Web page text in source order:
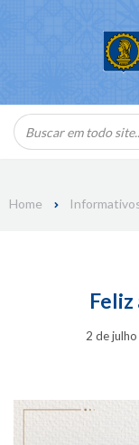
Home
Feliz
2 de